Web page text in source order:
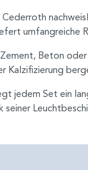
umfangreiche
Beton
Kalzifizierung
jedem Set ein
seiner